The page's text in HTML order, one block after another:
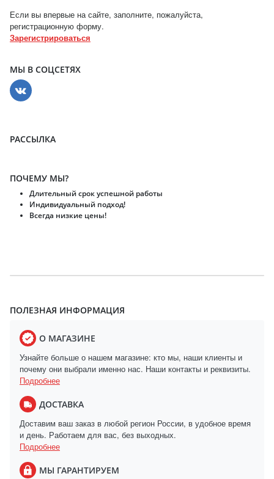
Если вы впервые на сайте, заполните, пожалуйста,
регистрационную форму.
Зарегистрироваться
МЫ В СОЦСЕТЯХ
РАССЫЛКА
ПОЧЕМУ МЫ?
Длительный срок успешной работы
Индивидуальный подход!
Всегда низкие цены!
ПОЛЕЗНАЯ ИНФОРМАЦИЯ
О МАГАЗИНЕ
Узнайте больше о нашем магазине: кто мы, наши клиенты и
почему они выбрали именно нас. Наши контакты и реквизиты.
Подробнее
ДОСТАВКА
Доставим ваш заказ в любой регион России, в удобное время
и день. Работаем для вас, без выходных.
Подробнее
МЫ ГАРАНТИРУЕМ